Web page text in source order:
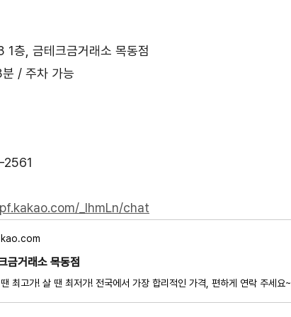
1층, 금테크금거래소 목동점
/ 주차 가능
2561
_IhmLn/chat
금거래소 목동점
최고가! 살 땐 최저가! 전국에서 가장 합리적인 가격, 편하게 연락 주세요~